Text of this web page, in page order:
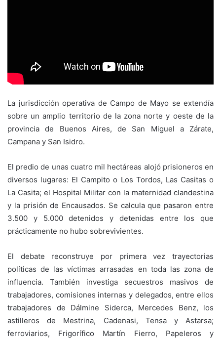
La jurisdicción operativa de Campo de Mayo se extendía
sobre un amplio territorio de la zona norte y oeste de la
provincia de Buenos Aires, de San Miguel a Zárate,
Campana y San Isidro.
El predio de unas cuatro mil hectáreas alojó prisioneros en
diversos lugares: El Campito o Los Tordos, Las Casitas o
La Casita; el Hospital Militar con la maternidad clandestina
y la prisión de Encausados. Se calcula que pasaron entre
3.500 y 5.000 detenidos y detenidas entre los que
prácticamente no hubo sobrevivientes.
El debate reconstruye por primera vez trayectorias
políticas de las víctimas arrasadas en toda las zona de
influencia. También investiga secuestros masivos de
trabajadores, comisiones internas y delegados, entre ellos
trabajadores de Dálmine Siderca, Mercedes Benz, los
astilleros de Mestrina, Cadenasi, Tensa y Astarsa;
ferroviarios, Frigorífico Martín Fierro, Papeleros y